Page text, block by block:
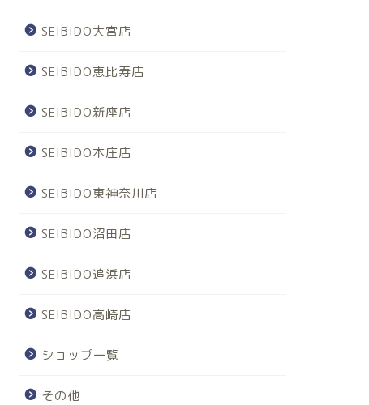
SEIBIDO大宮店
SEIBIDO恵比寿店
SEIBIDO新座店
SEIBIDO本庄店
SEIBIDO東神奈川店
SEIBIDO沼田店
SEIBIDO追浜店
SEIBIDO高崎店
ショップ一覧
その他